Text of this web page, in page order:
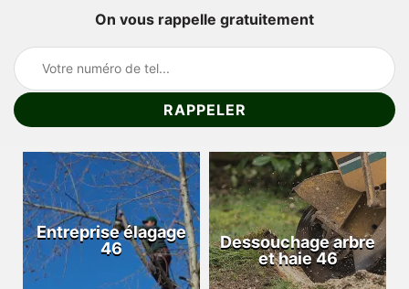
On vous rappelle gratuitement
Entreprise élagage
46
Dessouchage arbre
et haie 46